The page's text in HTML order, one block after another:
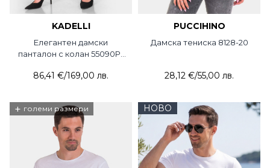
KADELLI
Елегантен дамски
панталон с колан 55090P-
86,41 €/169,00 лв.
PUCCIHINO
Дамска тениска 8128-20
28,12 €/55,00 лв.
+ големи размери НОВО